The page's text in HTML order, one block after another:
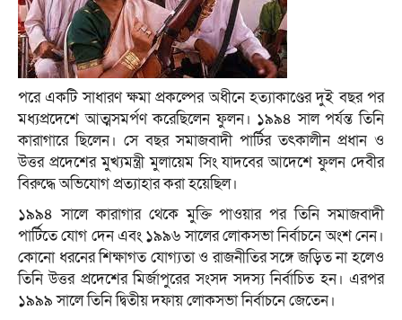
পরে একটি সাধারণ ক্ষমা প্রকল্পের অধীনে হত্যাকাণ্ডের দুই বছর পর
মধ্যপ্রদেশে আত্মসমর্পণ করেছিলেন ফুলন। ১৯৯৪ সাল পর্যন্ত তিনি
কারাগারে ছিলেন। সে বছর সমাজবাদী পার্টির তৎকালীন প্রধান ও
উত্তর প্রদেশের মুখ্যমন্ত্রী মুলায়েম সিং যাদবের আদেশে ফুলন দেবীর
বিরুদ্ধে অভিযোগ প্রত্যাহার করা হয়েছিল।
১৯৯৪ সালে কারাগার থেকে মুক্তি পাওয়ার পর তিনি সমাজবাদী
পার্টিতে যোগ দেন এবং ১৯৯৬ সালের লোকসভা নির্বাচনে অংশ নেন।
কোনো ধরনের শিক্ষাগত যোগ্যতা ও রাজনীতির সঙ্গে জড়িত না হলেও
তিনি উত্তর প্রদেশের মির্জাপুরের সংসদ সদস্য নির্বাচিত হন। এরপর
১৯৯৯ সালে তিনি দ্বিতীয় দফায় লোকসভা নির্বাচনে জেতেন।